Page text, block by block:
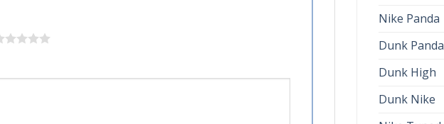
Nike Panda
Dunk Panda
Dunk High
Dunk Nike